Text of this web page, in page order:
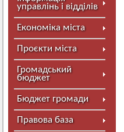
управлінь і відділів
Економіка міста
Проєкти міста
Громадський
бюджет
Бюджет громади
Правова база